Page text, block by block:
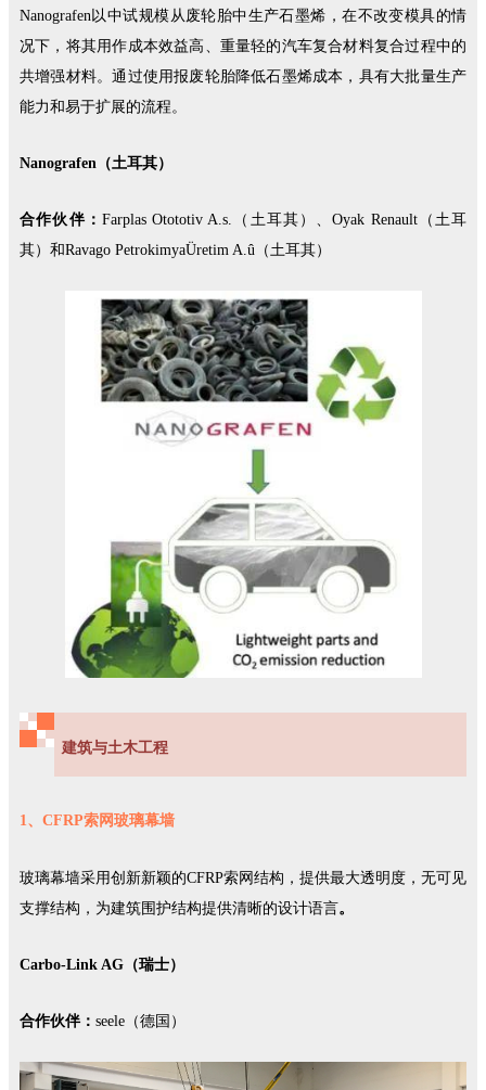
Nanografen以中试规模从废轮胎中生产石墨烯，在不改变模具的情
况下，将其用作成本效益高、重量轻的汽车复合材料复合过程中的
共增强材料。通过使用报废轮胎降低石墨烯成本，具有大批量生产
能力和易于扩展的流程。
Nanografen（土耳其）
合作伙伴： Farplas Otototiv A.s.（土耳其）、Oyak Renault（土耳
其）和Ravago PetrokimyaÜretim A.û（土耳其）
建筑与土木工程
1、CFRP索网玻璃幕墙
玻璃幕墙采用创新新颖的CFRP索网结构，提供最大透明度，无可见
支撑结构，为建筑围护结构提供清晰的设计语言。
Carbo-Link AG（瑞士）
合作伙伴： seele（德国）